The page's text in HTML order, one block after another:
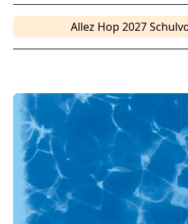
Allez Hop 2027